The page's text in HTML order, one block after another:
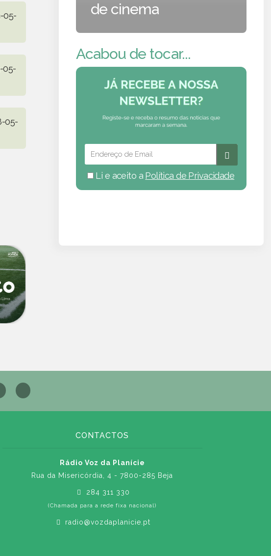
05-
05-
05-
de cinema
Acabou de tocar...
Li e aceito a Política de Privacidade
CONTACTOS
Rádio Voz da Planície
Rua da Misericórdia, 4 - 7800-285 Beja
284 311 330
(Chamada para a rede fixa nacional)
radio@vozdaplanicie.pt